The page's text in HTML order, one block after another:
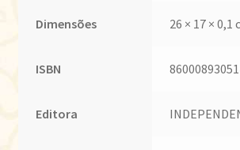
Dimensões 26 × 17 × 0,1
ISBN
Editora